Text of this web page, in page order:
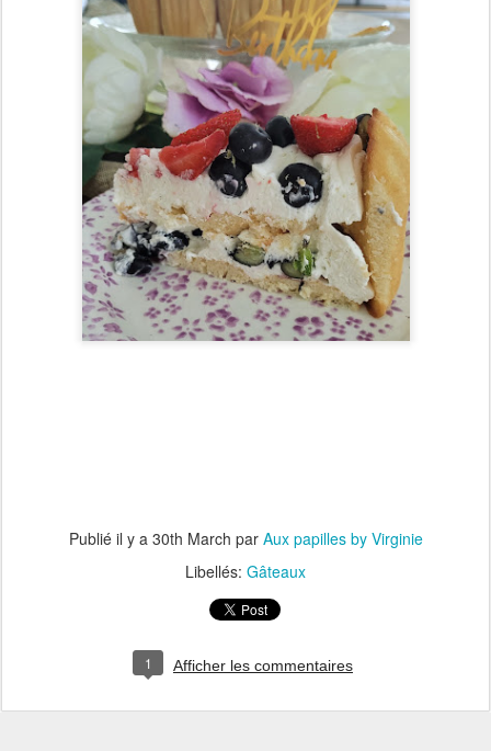
Publié il y a 30th March par Aux papilles by Virginie
Libellés: Gâteaux
1 Afficher les commentaires